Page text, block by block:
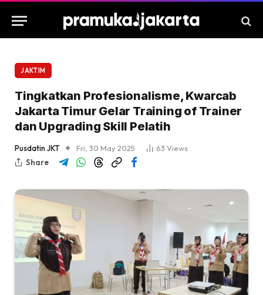
JAKTIM
Tingkatkan Profesionalisme, Kwarcab
Jakarta Timur Gelar Training of Trainer
dan Upgrading Skill Pelatih
Pusdatin JKT Fri, 30 May 2025 63 Views
Share